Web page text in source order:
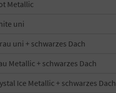
Metallic
uni
uni + schwarzes Dach
Metallic + schwarzes Dach
Ice Metallic + schwarzes Dach